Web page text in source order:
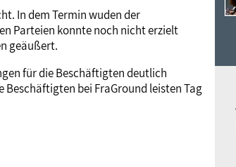
In dem Termin wuden der
Parteien konnte noch nicht erzielt
geäußert.
für die Beschäftigten deutlich
bei FraGround leisten Tag